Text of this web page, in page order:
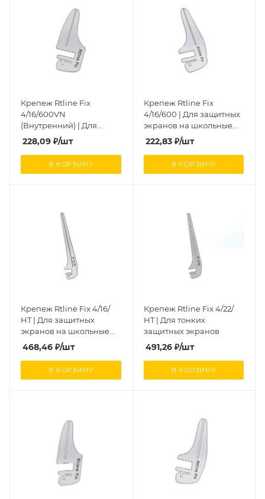
Крепеж Rtline Fix
4/16/600VN
(Внутренний) | Для
защитных экранов на
школьные парты
228,09 ₽/шт
В КОРЗИНУ
Крепеж Rtline Fix
4/16/600 | Для защитных
экранов на школьные
парты
222,83₽/шт
В КОРЗИНУ
Крепеж Rtline Fix 4/16/
HT | Для защитных
экранов на школьные
парты
468,46 ₽/шт
В КОРЗИНУ
Крепеж Rtline Fix 4/22/
HT | Для тонких
защитных экранов
491,26₽/шт
В КОРЗИНУ